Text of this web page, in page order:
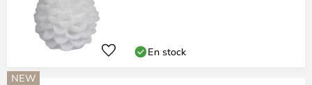
En stock
NEW